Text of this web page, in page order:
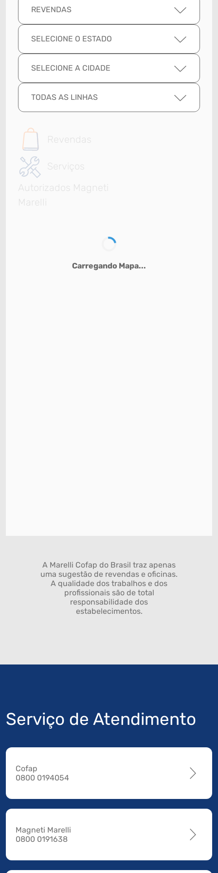
REVENDAS
SELECIONE O ESTADO
SELECIONE A CIDADE
TODAS AS LINHAS
Revendas
Serviços
Autorizados Magneti
Marelli
A Marelli Cofap do Brasil traz apenas
uma sugestão de revendas e oficinas.
A qualidade dos trabalhos e dos
profissionais são de total
responsabilidade dos
estabelecimentos.
Serviço de Atendimento
Cofap
0800 0194054
Magneti Marelli
0800 0191638